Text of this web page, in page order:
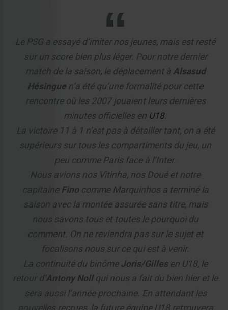
Le PSG a essayé d’imiter nos jeunes, mais est resté
sur un score bien plus léger. Pour notre dernier
match de la saison, le déplacement à Alsasud
Hésingue n’a été qu’une formalité pour cette
rencontre où les 2007 jouaient leurs dernières
minutes officielles en U18.
La victoire 11 à 1 n’est pas à détailler tant, on a été
supérieurs sur tous les compartiments du jeu, un
peu comme Paris face à l’Inter.
Nous avions nos Vitinha, nos Doué et notre
capitaine Finocomme Marquinhos a terminé la
saison avec la montée assurée sans titre, mais
nous savons tous et toutes le pourquoi du
comment. On ne reviendra pas sur le sujet et
focalisons nous sur ce qui est à venir.
La continuité du binôme Joris/Gilles en U18, le
retour d’Antony Nollqui nous a fait du bien hier et le
sera aussi l’année prochaine. En attendant les